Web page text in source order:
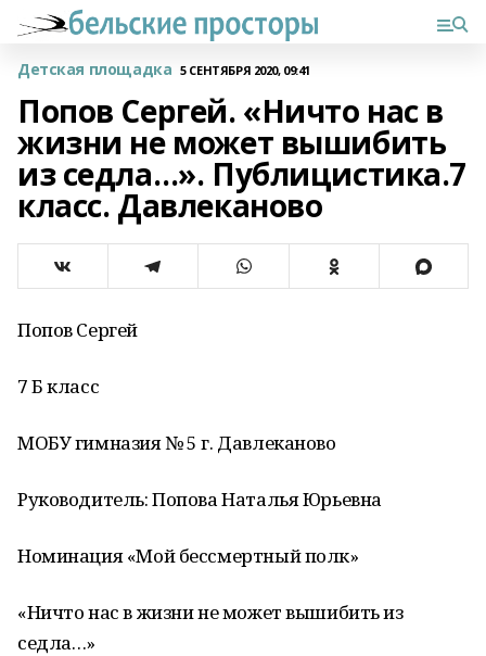
Детская площадка 5 СЕНТЯБРЯ 2020, 09:41
Попов Сергей. «Ничто нас в
жизни не может вышибить
из седла…». Публицистика.7
класс. Давлеканово
Попов Сергей
7 Б класс
МОБУ гимназия № 5 г. Давлеканово
Руководитель: Попова Наталья Юрьевна
Номинация «Мой бессмертный полк»
«Ничто нас в жизни не может вышибить из
седла…»